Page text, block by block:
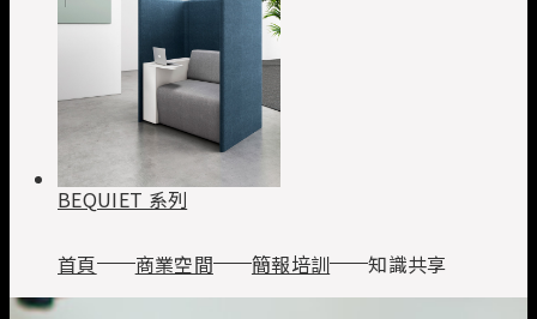
BEQUIET 系列
首頁 商業空間 簡報培訓 知識共享